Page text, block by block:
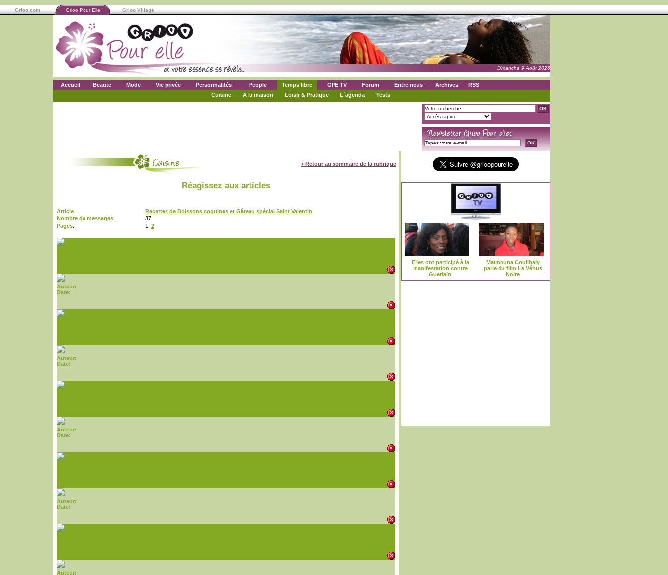
Grioo.com Grioo Pour Elle Grioo Village
Dimanche 9 Août 2026
Accueil Beauté Mode Vie privée Personnalités People Temps libre GPE TV Forum Entre nous Archives
RSS
Cuisine
A la maison Loisir & Pratique L`agenda Tests
+ Retour au sommaire de la rubrique
Réagissez aux articles
Article
Recettes de Boissons coquines et Gâteau spécial Saint Valentin
Nombre de messages:
37
Pages: 1 2
Auteur:
Date:
Auteur:
Date:
Auteur:
Date:
Auteur:
Date:
Auteur:
Elles ont participé à la
manifestation contre
Guerlain
Maïmouna Coulibaly
parle du film La Vénus
Noire